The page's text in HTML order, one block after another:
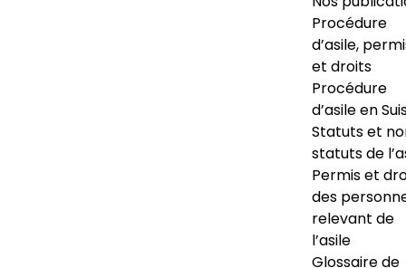
Procédure
d’asile,
et droits
Procédure
d’asile en
Statuts et
statuts de
Permis et
des
relevant de
l’asile
Glossaire de